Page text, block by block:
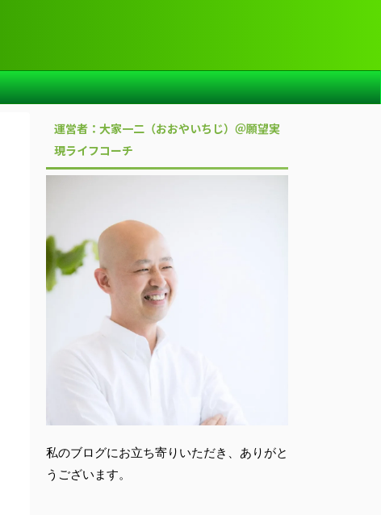
運営者：大家一二（おおやいちじ）＠願望実
現ライフコーチ
私のブログにお立ち寄りいただき、ありがと
うございます。